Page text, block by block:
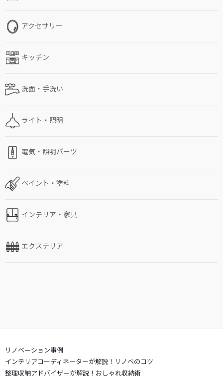
アクセサリー
キッチン
洗面・手洗い
ライト・照明
電気・照明パーツ
ペイント・塗料
インテリア・家具
エクステリア
リノベーション事例
インテリアコーディネーターが解説！リノベのコツ
整理収納アドバイザーが解説！おしゃれ収納術